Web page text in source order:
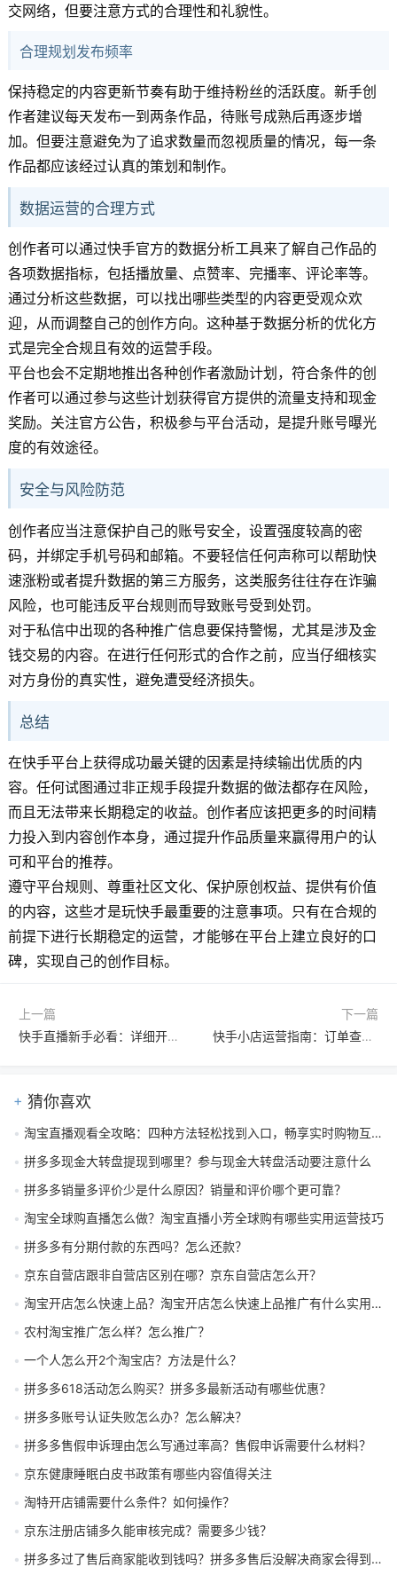
交网络，但要注意方式的合理性和礼貌性。
合理规划发布频率
保持稳定的内容更新节奏有助于维持粉丝的活跃度。新手创
作者建议每天发布一到两条作品，待账号成熟后再逐步增
加。但要注意避免为了追求数量而忽视质量的情况，每一条
作品都应该经过认真的策划和制作。
数据运营的合理方式
创作者可以通过快手官方的数据分析工具来了解自己作品的
各项数据指标，包括播放量、点赞率、完播率、评论率等。
通过分析这些数据，可以找出哪些类型的内容更受观众欢
迎，从而调整自己的创作方向。这种基于数据分析的优化方
式是完全合规且有效的运营手段。
平台也会不定期地推出各种创作者激励计划，符合条件的创
作者可以通过参与这些计划获得官方提供的流量支持和现金
奖励。关注官方公告，积极参与平台活动，是提升账号曝光
度的有效途径。
安全与风险防范
创作者应当注意保护自己的账号安全，设置强度较高的密
码，并绑定手机号码和邮箱。不要轻信任何声称可以帮助快
速涨粉或者提升数据的第三方服务，这类服务往往存在诈骗
风险，也可能违反平台规则而导致账号受到处罚。
对于私信中出现的各种推广信息要保持警惕，尤其是涉及金
钱交易的内容。在进行任何形式的合作之前，应当仔细核实
对方身份的真实性，避免遭受经济损失。
总结
在快手平台上获得成功最关键的因素是持续输出优质的内
容。任何试图通过非正规手段提升数据的做法都存在风险，
而且无法带来长期稳定的收益。创作者应该把更多的时间精
力投入到内容创作本身，通过提升作品质量来赢得用户的认
可和平台的推荐。
遵守平台规则、尊重社区文化、保护原创权益、提供有价值
的内容，这些才是玩快手最重要的注意事项。只有在合规的
前提下进行长期稳定的运营，才能够在平台上建立良好的口
碑，实现自己的创作目标。
上一篇
快手直播新手必看：详细开播条件、操作步骤与提升观众互动技巧
下一篇
快手小店运营指南：订单查看与提升销量的核心方法与策略
猜你喜欢
淘宝直播观看全攻略：四种方法轻松找到入口，畅享实时购物互动体验
拼多多现金大转盘提现到哪里？参与现金大转盘活动要注意什么
拼多多销量多评价少是什么原因？销量和评价哪个更可靠？
淘宝全球购直播怎么做？淘宝直播小芳全球购有哪些实用运营技巧
拼多多有分期付款的东西吗？怎么还款？
京东自营店跟非自营店区别在哪？京东自营店怎么开？
淘宝开店怎么快速上品？淘宝开店怎么快速上品推广有什么实用方法
农村淘宝推广怎么样？怎么推广？
一个人怎么开2个淘宝店？方法是什么？
拼多多618活动怎么购买？拼多多最新活动有哪些优惠？
拼多多账号认证失败怎么办？怎么解决？
拼多多售假申诉理由怎么写通过率高？售假申诉需要什么材料？
京东健康睡眠白皮书政策有哪些内容值得关注
淘特开店铺需要什么条件？如何操作？
京东注册店铺多久能审核完成？需要多少钱？
拼多多过了售后商家能收到钱吗？拼多多售后没解决商家会得到钱吗